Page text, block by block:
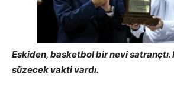
Eskiden, basketbol bir nevi
süzecek vakti vardı.